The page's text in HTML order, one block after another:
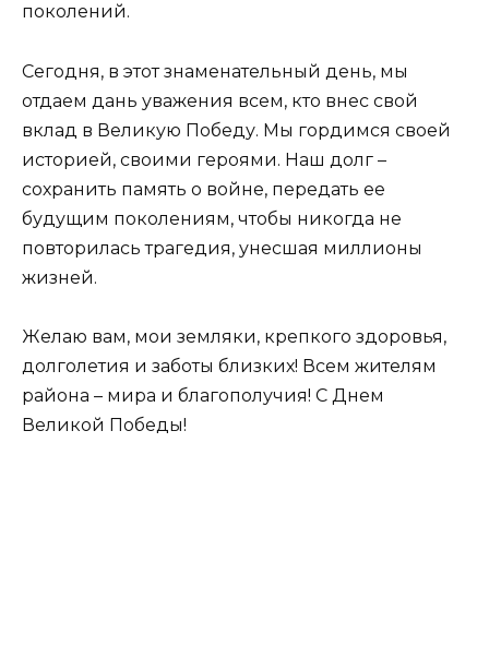
поколений.
Сегодня, в этот знаменательный день, мы
отдаем дань уважения всем, кто внес свой
вклад в Великую Победу. Мы гордимся своей
историей, своими героями. Наш долг –
сохранить память о войне, передать ее
будущим поколениям, чтобы никогда не
повторилась трагедия, унесшая миллионы
жизней.
Желаю вам, мои земляки, крепкого здоровья,
долголетия и заботы близких! Всем жителям
района – мира и благополучия! С Днем
Великой Победы!